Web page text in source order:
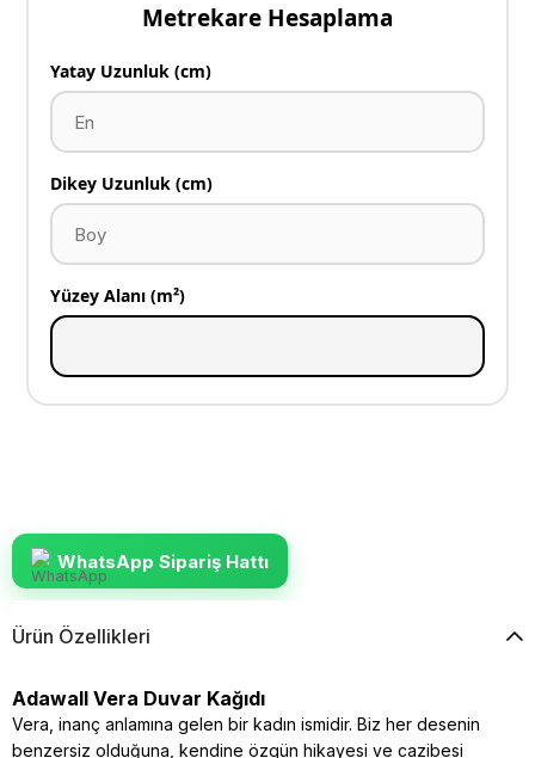
Metrekare Hesaplama
Yatay Uzunluk (cm)
Dikey Uzunluk (cm)
Yüzey Alanı (m²)
WhatsApp Sipariş Hattı
Ürün Özellikleri
Adawall Vera Duvar Kağıdı
Vera, inanç anlamına gelen bir kadın ismidir. Biz her desenin
benzersiz olduğuna, kendine özgün hikayesi ve cazibesi